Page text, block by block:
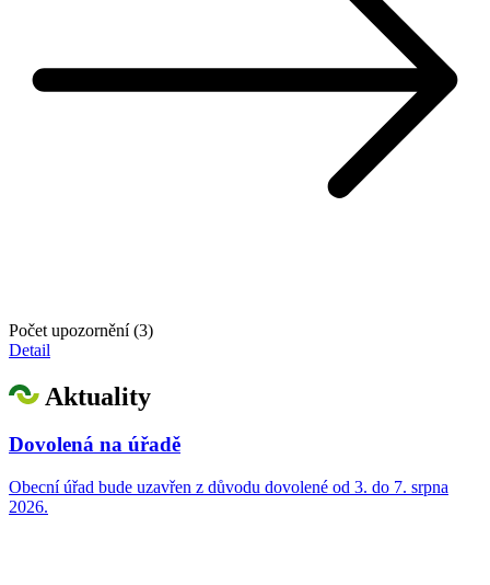
Počet upozornění (3)
Detail
Aktuality
Dovolená na úřadě
Obecní úřad bude uzavřen z důvodu dovolené od 3. do 7. srpna
2026.